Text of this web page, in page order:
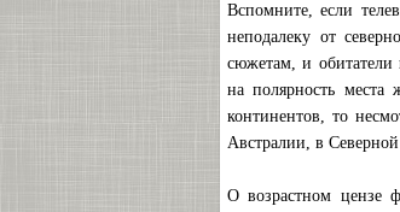
Вспомните, если
неподалеку от
сюжетам, и обитатели
на полярность места
континентов, то
Австралии, в
О возрастном цензе